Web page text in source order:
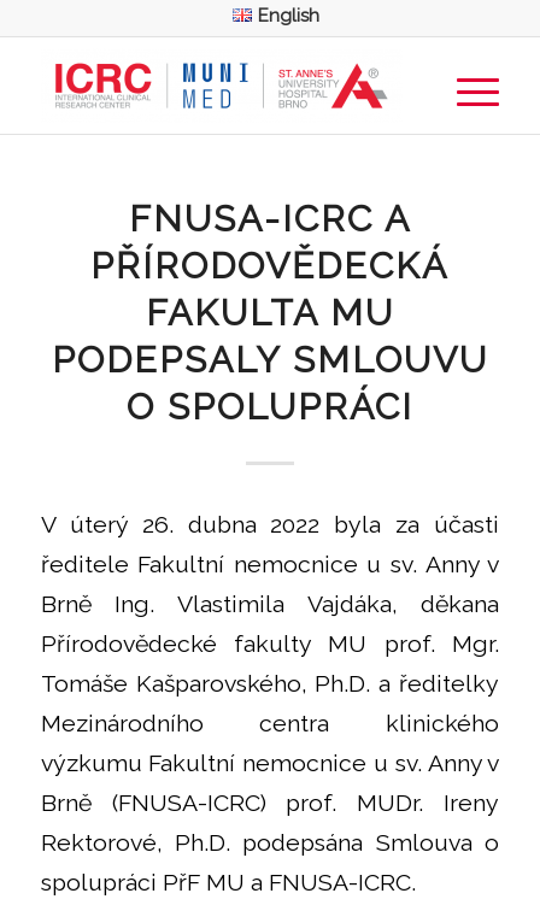
English
FNUSA-ICRC A
PŘÍRODOVĚDECKÁ
FAKULTA MU
PODEPSALY SMLOUVU
O SPOLUPRÁCI
V úterý 26. dubna 2022 byla za účasti
ředitele Fakultní nemocnice u sv. Anny v
Brně Ing. Vlastimila Vajdáka, děkana
Přírodovědecké fakulty MU prof. Mgr.
Tomáše Kašparovského, Ph.D. a ředitelky
Mezinárodního centra klinického
výzkumu Fakultní nemocnice u sv. Anny v
Brně (FNUSA-ICRC) prof. MUDr. Ireny
Rektorové, Ph.D. podepsána Smlouva o
spolupráci PřF MU a FNUSA-ICRC.